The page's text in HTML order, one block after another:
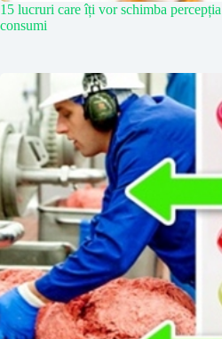
15 lucruri care îți vor schimba
consumi